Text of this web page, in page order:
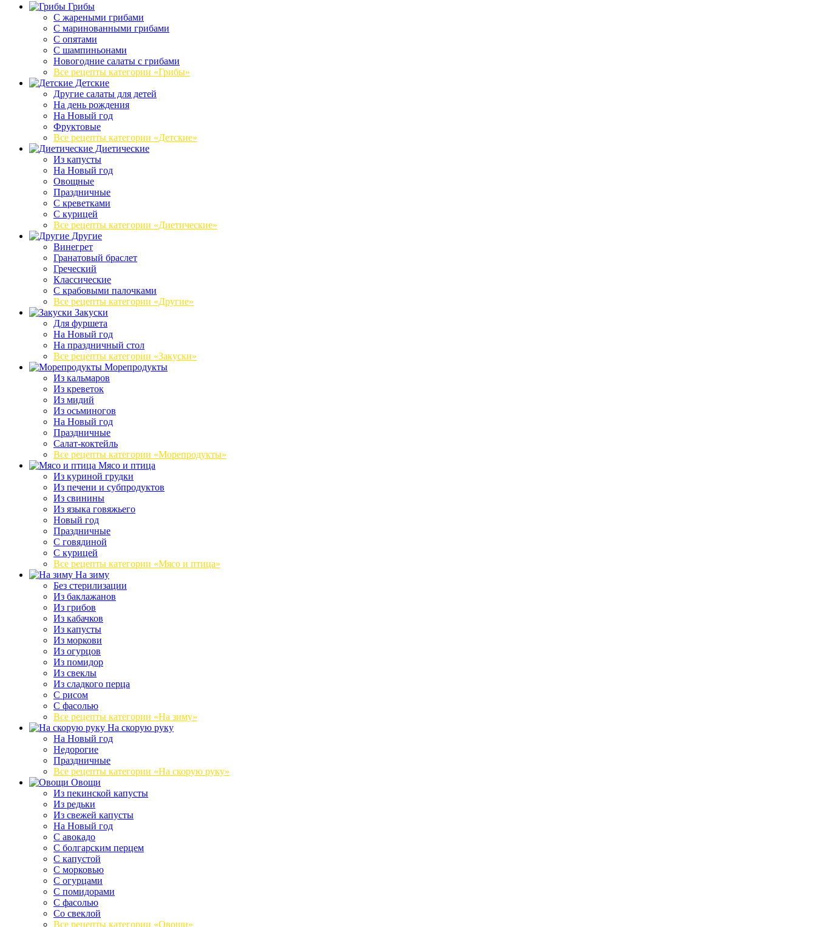
Грибы
C жареными грибами
C маринованными грибами
C опятами
C шампиньонами
Новогодние салаты с грибами
Все рецепты категории «Грибы»
Детские
Другие салаты для детей
На день рождения
На Новый год
Фруктовые
Все рецепты категории «Детские»
Диетические
Из капусты
На Новый год
Овощные
Праздничные
С креветками
С курицей
Все рецепты категории «Диетические»
Другие
Винегрет
Гранатовый браслет
Греческий
Классические
С крабовыми палочками
Все рецепты категории «Другие»
Закуски
Для фуршета
На Новый год
На праздничный стол
Все рецепты категории «Закуски»
Морепродукты
Из кальмаров
Из креветок
Из мидий
Из осьминогов
На Новый год
Праздничные
Салат-коктейль
Все рецепты категории «Морепродукты»
Мясо и птица
Из куриной грудки
Из печени и субпродуктов
Из свинины
Из языка говяжьего
Новый год
Праздничные
С говядиной
С курицей
Все рецепты категории «Мясо и птица»
На зиму
Без стерилизации
Из баклажанов
Из грибов
Из кабачков
Из капусты
Из моркови
Из огурцов
Из помидор
Из свеклы
Из сладкого перца
С рисом
С фасолью
Все рецепты категории «На зиму»
На скорую руку
На Новый год
Недорогие
Праздничные
Все рецепты категории «На скорую руку»
Овощи
Из пекинской капусты
Из редьки
Из свежей капусты
На Новый год
С авокадо
С болгарским перцем
С капустой
С морковью
С огурцами
С помидорами
С фасолью
Со свеклой
Все рецепты категории «Овощи»